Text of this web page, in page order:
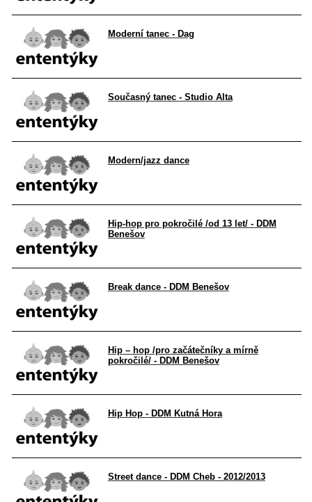
Moderní tanec - Dag
Současný tanec - Studio Alta
Modern/jazz dance
Hip-hop pro pokročilé /od 13 let/ - DDM
Benešov
Break dance - DDM Benešov
Hip – hop /pro začátečníky a mírně
pokročilé/ - DDM Benešov
Hip Hop - DDM Kutná Hora
Street dance - DDM Cheb - 2012/2013